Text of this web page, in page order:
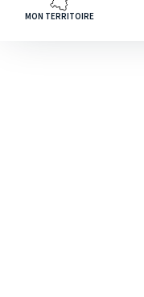
MON TERRITOIRE